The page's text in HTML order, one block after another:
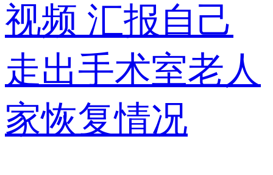
视频 汇报自己
走出手术室老人
家恢复情况